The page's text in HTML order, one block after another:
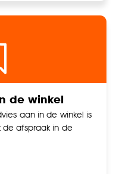
de winkel
aan in de winkel is
afspraak in de